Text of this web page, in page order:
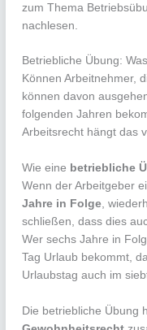
zum Thema
nachlesen.
Betriebliche Übung:
Können Arbeitnehmer,
können davon
folgenden Jahren
Arbeitsrecht hängt das
Wie eine betriebliche
Wenn der Arbeitgeber
Jahre in Folge,
schließen, dass dies
Wer sechs Jahre in
Tag Urlaub bekommt,
Urlaubstag auch im
Die betriebliche Übung